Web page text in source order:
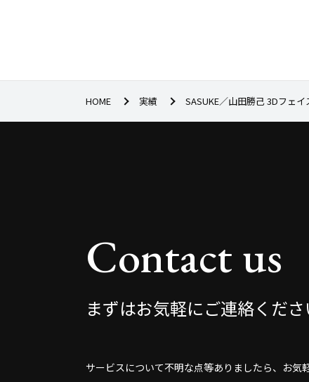
HOME 実績 SASUKE／山田勝己 3Dフェ
Contact us
まずはお気軽にご連絡くださ
サービスについて不明な点等ありましたら、お気